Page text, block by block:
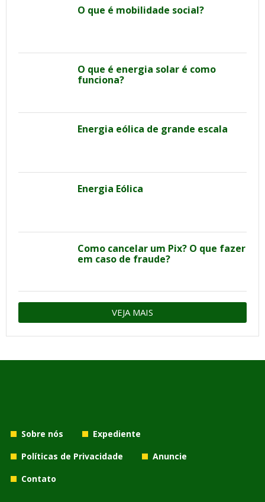
O que é mobilidade social?
O que é energia solar é como
funciona?
Energia eólica de grande escala
Energia Eólica
Como cancelar um Pix? O que fazer
em caso de fraude?
VEJA MAIS
Sobre nós
Expediente
Políticas de Privacidade
Anuncie
Contato